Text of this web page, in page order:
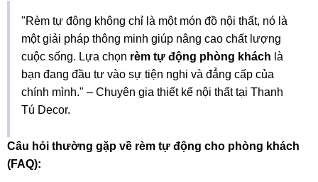
"Rèm tự động không chỉ là một món đồ nội thất, nó là
một giải pháp thông minh giúp nâng cao chất lượng
cuộc sống. Lựa chọn rèm tự động phòng khách là
bạn đang đầu tư vào sự tiện nghi và đẳng cấp của
chính mình." – Chuyên gia thiết kế nội thất tại Thanh
Tú Decor.
Câu hỏi thường gặp về rèm tự động cho phòng khách
(FAQ):